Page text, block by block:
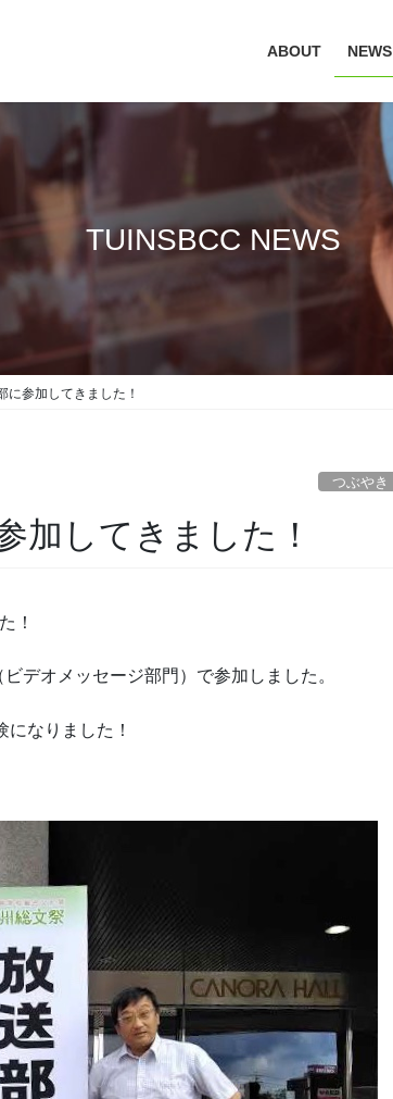
ABOUT NEWS
TUINSBCC NEWS
に参加してきました！
つぶやき
加してきました！
！
デオメッセージ部門）で参加しました。
なりました！